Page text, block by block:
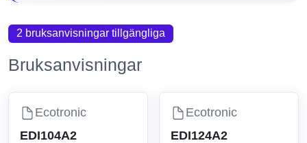
driftstörningar. På vår sida finns 1 manual
tillgänglig för Ecotronic diskmaskiner, vilket
hjälper dig att få ut mesta möjliga av din maskin.
2 bruksanvisningar tillgängliga
Bruksanvisningar
Ecotronic
EDI104A2
Ecotronic
EDI124A2